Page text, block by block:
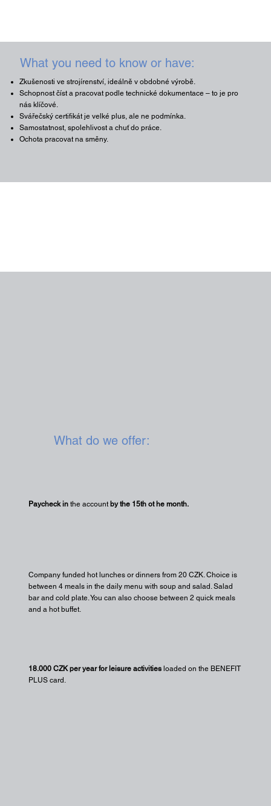
What you need to know or have:
Zkušenosti ve strojírenství, ideálně v obdobné výrobě.
Schopnost číst a pracovat podle technické dokumentace – to je pro
nás klíčové.
Svářečský certifikát je velké plus, ale ne podmínka.
Samostatnost, spolehlivost a chuť do práce.
Ochota pracovat na směny.
What do we offer:
Paycheck in the account by the 15th ot he month.
Company funded hot lunches or dinners from 20 CZK. Choice is
between 4 meals in the daily menu with soup and salad. Salad
bar and cold plate. You can also choose between 2 quick meals
and a hot buffet.
18.000 CZK per year for leisure activities loaded on the BENEFIT
PLUS card.